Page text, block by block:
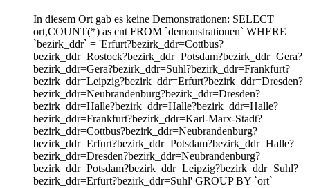
In diesem Ort gab es keine Demonstrationen: SELECT
ort,COUNT(*) as cnt FROM `demonstrationen` WHERE
`bezirk_ddr` = 'Erfurt?bezirk_ddr=Cottbus?
bezirk_ddr=Rostock?bezirk_ddr=Potsdam?bezirk_ddr=Gera?
bezirk_ddr=Gera?bezirk_ddr=Suhl?bezirk_ddr=Frankfurt?
bezirk_ddr=Leipzig?bezirk_ddr=Erfurt?bezirk_ddr=Dresden?
bezirk_ddr=Neubrandenburg?bezirk_ddr=Dresden?
bezirk_ddr=Halle?bezirk_ddr=Halle?bezirk_ddr=Halle?
bezirk_ddr=Frankfurt?bezirk_ddr=Karl-Marx-Stadt?
bezirk_ddr=Cottbus?bezirk_ddr=Neubrandenburg?
bezirk_ddr=Erfurt?bezirk_ddr=Potsdam?bezirk_ddr=Halle?
bezirk_ddr=Dresden?bezirk_ddr=Neubrandenburg?
bezirk_ddr=Potsdam?bezirk_ddr=Leipzig?bezirk_ddr=Suhl?
bezirk_ddr=Erfurt?bezirk_ddr=Suhl' GROUP BY `ort`